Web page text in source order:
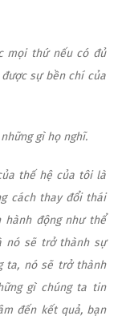
mọi thứ nếu có đủ
sự bền chí của
gì họ nghĩ.
thế hệ của tôi là
cách thay đổi thái
hành động như thể
nó sẽ trở thành sự
ta, nó sẽ trở thành
gì chúng ta tin
đến kết quả, bạn